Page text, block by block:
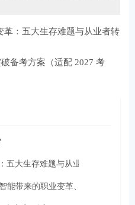
革：五大生存难题与从业者转
备考方案（适配 2027 考
五大生存难题与从业者转型出路
能带来的职业变革、挑战与转型路